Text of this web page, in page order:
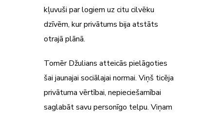
kļuvuši par logiem uz citu cilvēku
dzīvēm, kur privātums bija atstāts
otrajā plānā.
Tomēr Džulians atteicās pielāgoties
šai jaunajai sociālajai normai. Viņš ticēja
privātuma vērtībai, nepieciešamībai
saglabāt savu personīgo telpu. Viņam